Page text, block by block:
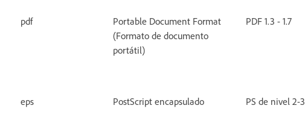
pdf
Portable Document Format
(Formato de documento
portátil)
PDF 1.3 - 1.7
eps PostScript encapsulado PS de nivel 2-3